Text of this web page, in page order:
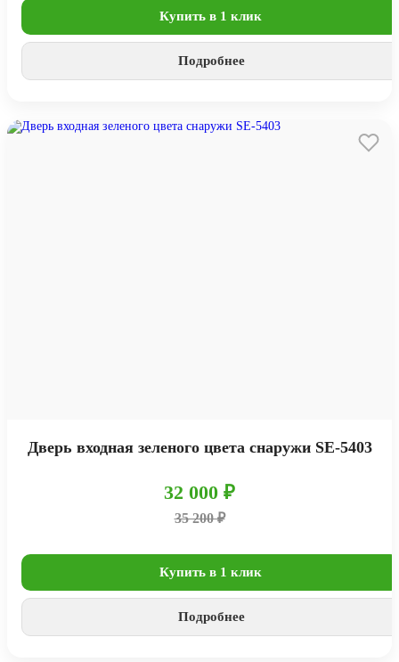
Купить в 1 клик
Подробнее
Дверь входная зеленого цвета снаружи SE-5403
32 000 ₽
35 200 ₽
Купить в 1 клик
Подробнее